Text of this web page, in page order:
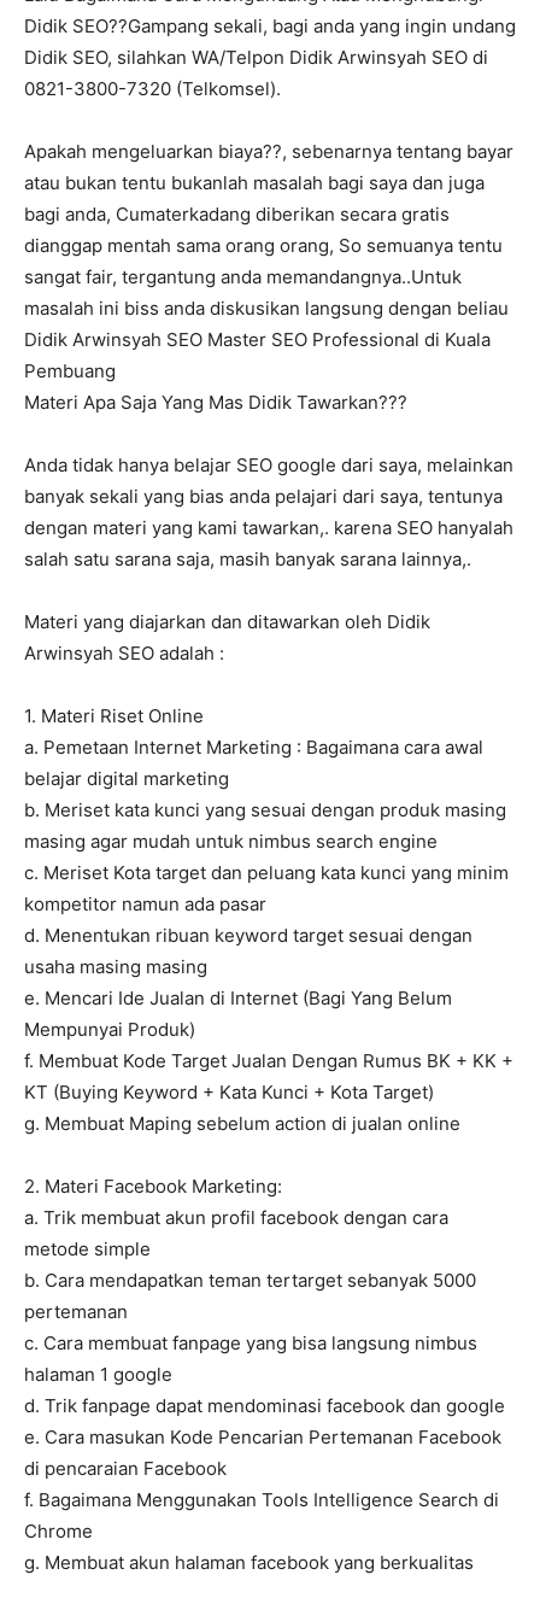
Didik SEO??Gampang sekali, bagi anda yang ingin undang
Didik SEO, silahkan WA/Telpon Didik Arwinsyah SEO di
0821-3800-7320 (Telkomsel).
Apakah mengeluarkan biaya??, sebenarnya tentang bayar
atau bukan tentu bukanlah masalah bagi saya dan juga
bagi anda, Cumaterkadang diberikan secara gratis
dianggap mentah sama orang orang, So semuanya tentu
sangat fair, tergantung anda memandangnya..Untuk
masalah ini biss anda diskusikan langsung dengan beliau
Didik Arwinsyah SEO Master SEO Professional di Kuala
Pembuang
Materi Apa Saja Yang Mas Didik Tawarkan???
Anda tidak hanya belajar SEO google dari saya, melainkan
banyak sekali yang bias anda pelajari dari saya, tentunya
dengan materi yang kami tawarkan,. karena SEO hanyalah
salah satu sarana saja, masih banyak sarana lainnya,.
Materi yang diajarkan dan ditawarkan oleh Didik
Arwinsyah SEO adalah :
1. Materi Riset Online
a. Pemetaan Internet Marketing : Bagaimana cara awal
belajar digital marketing
b. Meriset kata kunci yang sesuai dengan produk masing
masing agar mudah untuk nimbus search engine
c. Meriset Kota target dan peluang kata kunci yang minim
kompetitor namun ada pasar
d. Menentukan ribuan keyword target sesuai dengan
usaha masing masing
e. Mencari Ide Jualan di Internet (Bagi Yang Belum
Mempunyai Produk)
f. Membuat Kode Target Jualan Dengan Rumus BK + KK +
KT (Buying Keyword + Kata Kunci + Kota Target)
g. Membuat Maping sebelum action di jualan online
2. Materi Facebook Marketing:
a. Trik membuat akun profil facebook dengan cara
metode simple
b. Cara mendapatkan teman tertarget sebanyak 5000
pertemanan
c. Cara membuat fanpage yang bisa langsung nimbus
halaman 1 google
d. Trik fanpage dapat mendominasi facebook dan google
e. Cara masukan Kode Pencarian Pertemanan Facebook
di pencaraian Facebook
f. Bagaimana Menggunakan Tools Intelligence Search di
Chrome
g. Membuat akun halaman facebook yang berkualitas